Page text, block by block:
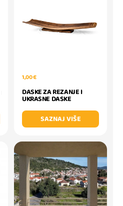
1,00 €
DASKE ZA REZANJE I
UKRASNE DASKE
SAZNAJ VIŠE